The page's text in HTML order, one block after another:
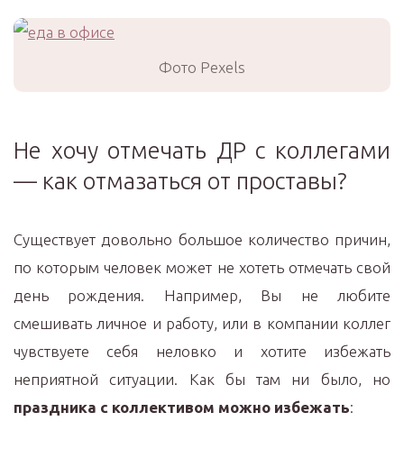
Фото Pexels
Не хочу отмечать ДР с коллегами
— как отмазаться от проставы?
Существует довольно большое количество причин,
по которым человек может не хотеть отмечать свой
день рождения. Например, Вы не любите
смешивать личное и работу, или в компании коллег
чувствуете себя неловко и хотите избежать
неприятной ситуации. Как бы там ни было, но
праздника с коллективом можно избежать: